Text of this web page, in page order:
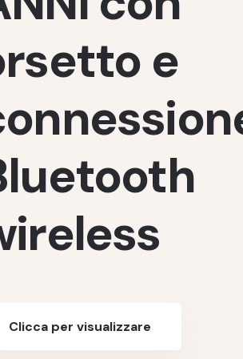
e
Clicca per visualizzare